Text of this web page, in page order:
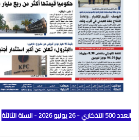
العدد 500 التذكاري - 26 يوليو 2026 - السنة الثالثة